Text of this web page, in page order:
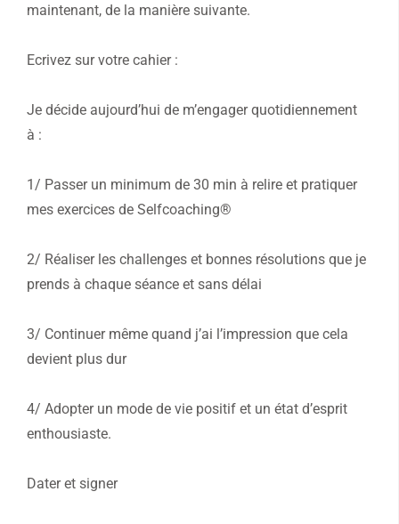
maintenant, de la manière suivante.
Ecrivez sur votre cahier :
Je décide aujourd’hui de m’engager quotidiennement
à :
1/ Passer un minimum de 30 min à relire et pratiquer
mes exercices de Selfcoaching®
2/ Réaliser les challenges et bonnes résolutions que je
prends à chaque séance et sans délai
3/ Continuer même quand j’ai l’impression que cela
devient plus dur
4/ Adopter un mode de vie positif et un état d’esprit
enthousiaste.
Dater et signer